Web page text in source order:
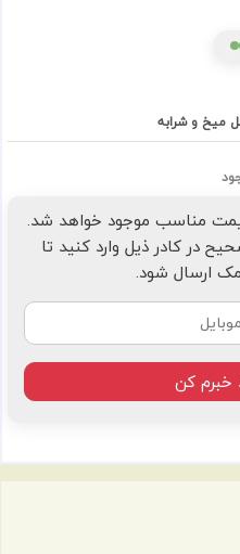
میخ و شرابه
مناسب موجود خواهد شد.
در کادر ذیل وارد کنید تا
ارسال شود.
کن